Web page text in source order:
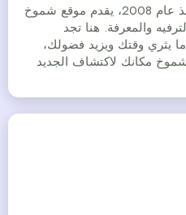
شموخ – ترفيه وثقافة عربية منذ عام 2008، يقدم موقع شموخ
والمعرفة. هنا تجد
يثري وقتك ويزيد فضولك،
مكانك لاكتشاف الجديد